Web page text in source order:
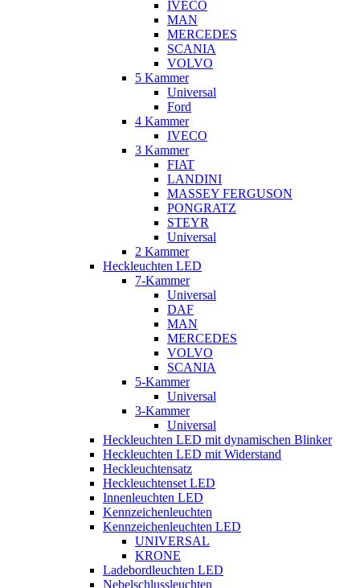
IVECO
MAN
MERCEDES
SCANIA
VOLVO
5 Kammer
Universal
Ford
4 Kammer
IVECO
3 Kammer
FIAT
LANDINI
MASSEY FERGUSON
PONGRATZ
STEYR
Universal
2 Kammer
Heckleuchten LED
7-Kammer
Universal
DAF
MAN
MERCEDES
VOLVO
SCANIA
5-Kammer
Universal
3-Kammer
Universal
Heckleuchten LED mit dynamischen Blinker
Heckleuchten LED mit Widerstand
Heckleuchtensatz
Heckleuchtenset LED
Innenleuchten LED
Kennzeichenleuchten
Kennzeichenleuchten LED
UNIVERSAL
KRONE
Ladebordleuchten LED
Nebelschlussleuchten